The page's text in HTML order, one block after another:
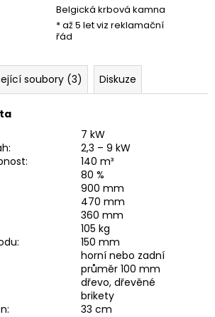
Belgická krbová kamna
* až 5 let viz reklamační
řád
soubory (3) Diskuze
7 kW
2,3 – 9 kW
140 m³
80 %
900 mm
470 mm
360 mm
105 kg
150 mm
horní nebo zadní
průměr 100 mm
dřevo, dřevěné
brikety
33 cm